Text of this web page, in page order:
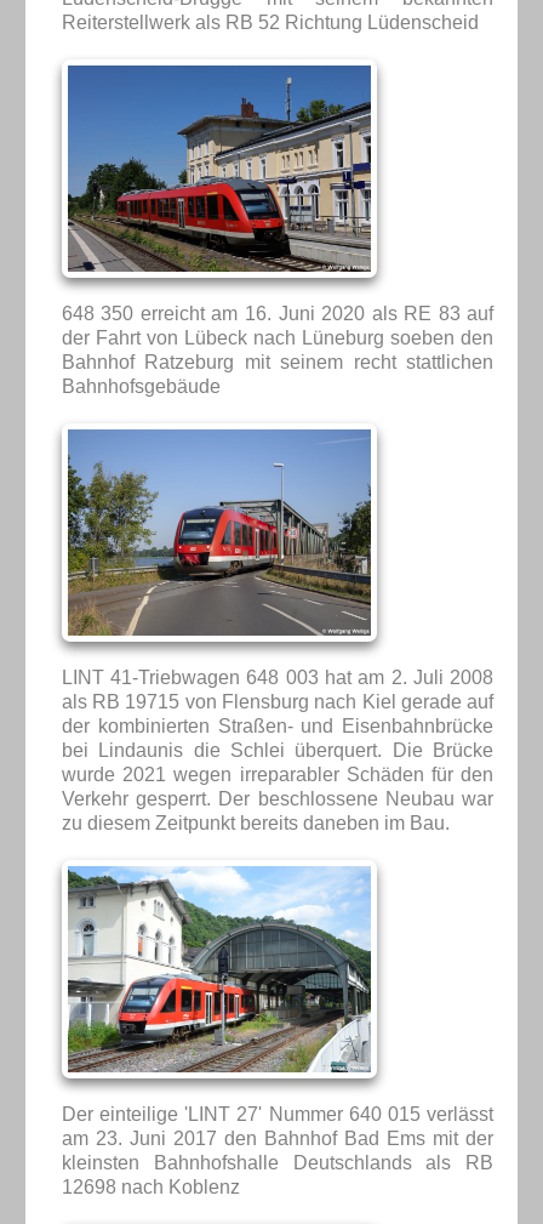
Reiterstellwerk als RB 52 Richtung Lüdenscheid
648 350 erreicht am 16. Juni 2020 als RE 83 auf
der Fahrt von Lübeck nach Lüneburg soeben den
Bahnhof Ratzeburg mit seinem recht stattlichen
Bahnhofsgebäude
LINT 41-Triebwagen 648 003 hat am 2. Juli 2008
als RB 19715 von Flensburg nach Kiel gerade auf
der kombinierten Straßen- und Eisenbahnbrücke
bei Lindaunis die Schlei überquert. Die Brücke
wurde 2021 wegen irreparabler Schäden für den
Verkehr gesperrt. Der beschlossene Neubau war
zu diesem Zeitpunkt bereits daneben im Bau.
Der einteilige 'LINT 27' Nummer 640 015 verlässt
am 23. Juni 2017 den Bahnhof Bad Ems mit der
kleinsten Bahnhofshalle Deutschlands als RB
12698 nach Koblenz